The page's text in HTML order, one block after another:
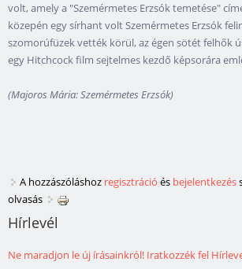
volt, amely a "Szemérmetes Erzsók temetése"
közepén egy sírhant volt Szemérmetes Erzsók
szomorúfüzek vették körül, az égen sötét felhők
egy Hitchcock film sejtelmes kezdő képsorára
(Majoros Mária: Szemérmetes Erzsók)
A hozzászóláshoz regisztráció és bejelentkezés
olvasás
Hírlevél
Ne maradjon le új írásainkról! Iratkozzék fel